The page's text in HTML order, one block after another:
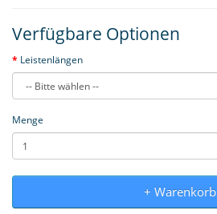
Verfügbare Optionen
Leistenlängen
Menge
+ Warenkorb